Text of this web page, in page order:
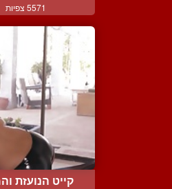
5571 צפיות
קייט הנועזת